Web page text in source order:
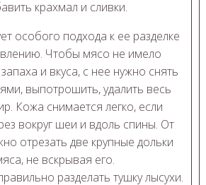
крахмал и сливки.
особого подхода к ее разделке
Чтобы мясо не имело
и вкуса, с нее нужно снять
выпотрошить, удалить весь
Кожа снимается легко, если
вокруг шеи и вдоль спины. От
отрезать две крупные дольки
не вскрывая его.
разделать тушку лысухи.